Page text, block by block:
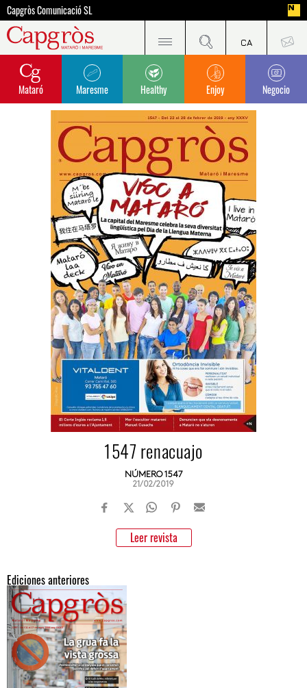
Capgròs Comunicació SL
Mataró Maresme Healthy Enjoy Negocio
1547 renacuajo
NÚMERO 1547
21/02/2019
Leer revista
Ediciones anteriores